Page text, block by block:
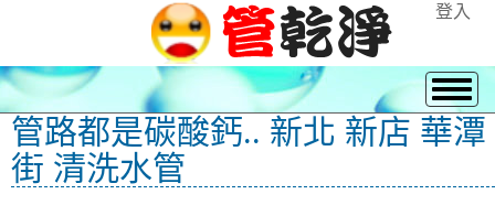
登入
管路都是碳酸鈣.. 新北 新店 華潭
街 清洗水管